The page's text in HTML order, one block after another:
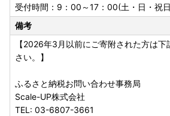
受付時間：9：00～17：00(土・日・祝
備考
【2026年3月以前にご寄附された方は
さい。】
ふるさと納税お問い合わせ事務局
Scale-UP株式会社
TEL: 03-6807-3661